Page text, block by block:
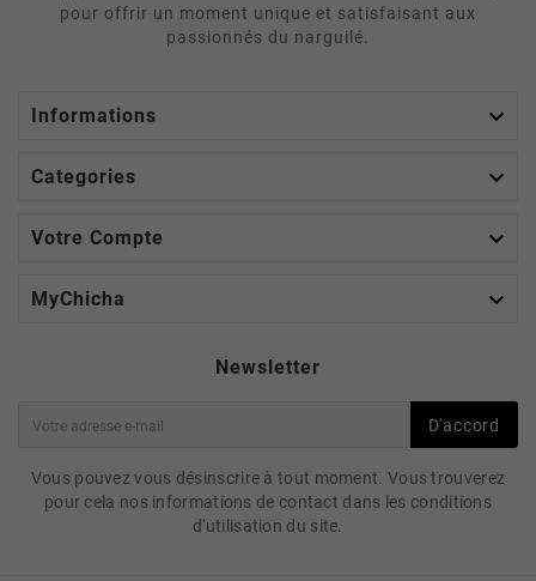
pour offrir un moment unique et satisfaisant aux
passionnés du narguilé.
Informations 
Categories 
Votre Compte 
MyChicha 
Newsletter
D'accord
Vous pouvez vous désinscrire à tout moment. Vous trouverez
pour cela nos informations de contact dans les conditions
d'utilisation du site.